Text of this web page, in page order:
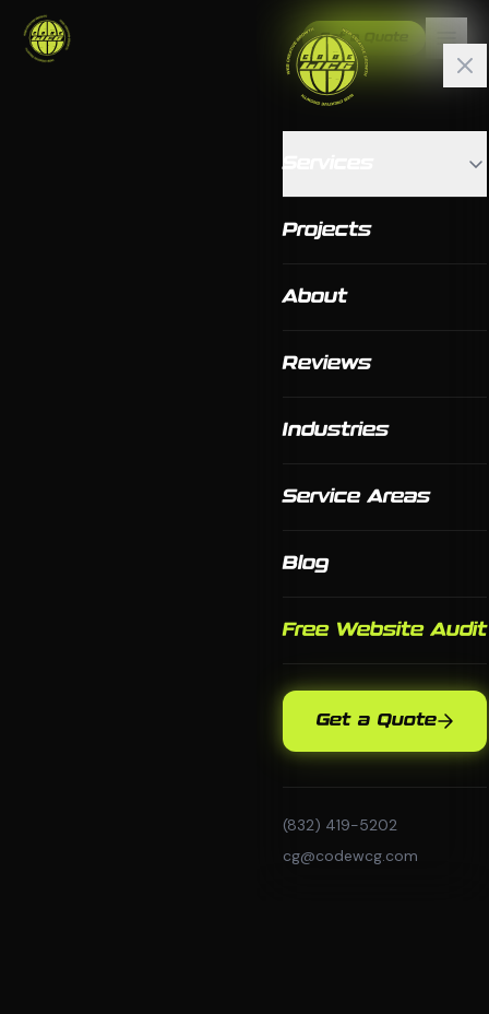
Get a Quote
Projects
About
Reviews
Industries
Service Areas
Blog
Free Website Audit
Get a Quote
(832) 419-5202
cg@codewcg.com